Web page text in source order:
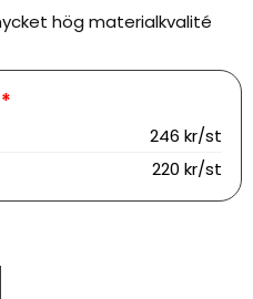
hög materialkvalité
246 kr/st
220 kr/st